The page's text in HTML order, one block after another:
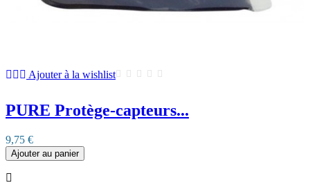
Ajouter à la wishlist
PURE Protège-capteurs...
9,75 €
Ajouter au panier